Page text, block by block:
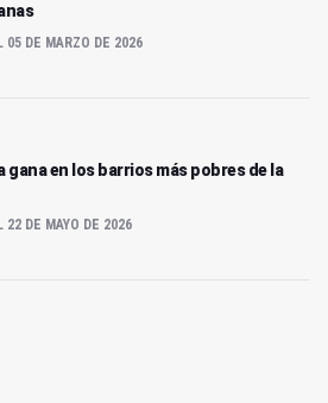
05 DE MARZO DE 2026
gana en los barrios más pobres de la
22 DE MAYO DE 2026